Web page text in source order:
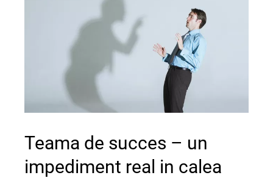
Teama de succes – un
impediment real in calea